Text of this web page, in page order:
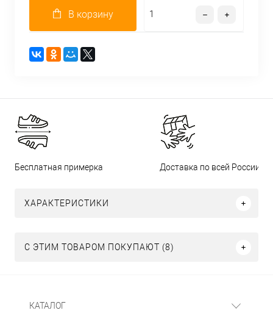
В корзину
Бесплатная примерка Доставка по всей России
ХАРАКТЕРИСТИКИ
С ЭТИМ ТОВАРОМ ПОКУПАЮТ (8)
КАТАЛОГ